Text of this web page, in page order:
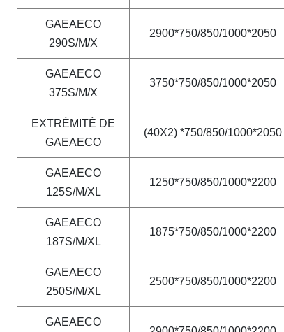
GAEAECO
290S/M/X
2900*750/850/1000*2050
GAEAECO
375S/M/X
3750*750/850/1000*2050
EXTRÉMITÉ DE
GAEAECO
(40X2) *750/850/1000*2050
GAEAECO
125S/M/XL
1250*750/850/1000*2200
GAEAECO
187S/M/XL
1875*750/850/1000*2200
GAEAECO
250S/M/XL
2500*750/850/1000*2200
GAEAECO